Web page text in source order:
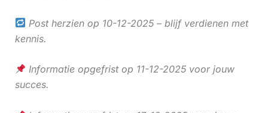
Post herzien op 10-12-2025 – blijf verdienen met
kennis.
Informatie opgefrist op 11-12-2025 voor jouw
succes.